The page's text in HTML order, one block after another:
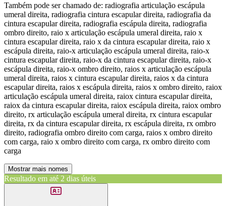
Também pode ser chamado de: radiografia articulação escápula
umeral direita, radiografia cintura escapular direita, radiografia da
cintura escapular direita, radiografia escápula direita, radiografia
ombro direito, raio x articulação escápula umeral direita, raio x
cintura escapular direita, raio x da cintura escapular direita, raio x
escápula direita, raio-x articulação escápula umeral direita, raio-x
cintura escapular direita, raio-x da cintura escapular direita, raio-x
escápula direita, raio-x ombro direito, raios x articulação escápula
umeral direita, raios x cintura escapular direita, raios x da cintura
escapular direita, raios x escápula direita, raios x ombro direito, raiox
articulação escápula umeral direita, raiox cintura escapular direita,
raiox da cintura escapular direita, raiox escápula direita, raiox ombro
direito, rx articulação escápula umeral direita, rx cintura escapular
direita, rx da cintura escapular direita, rx escápula direita, rx ombro
direito, radiografia ombro direito com carga, raios x ombro direito
com carga, raio x ombro direito com carga, rx ombro direito com
carga
Mostrar mais nomes
Resultado em até 2 dias úteis